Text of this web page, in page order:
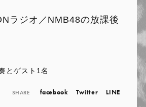
ラジオ／NMB48の放課後
とゲスト1名
SHARE facebook Twitter LINE